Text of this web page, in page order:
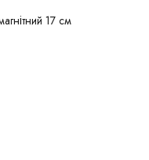
17 см